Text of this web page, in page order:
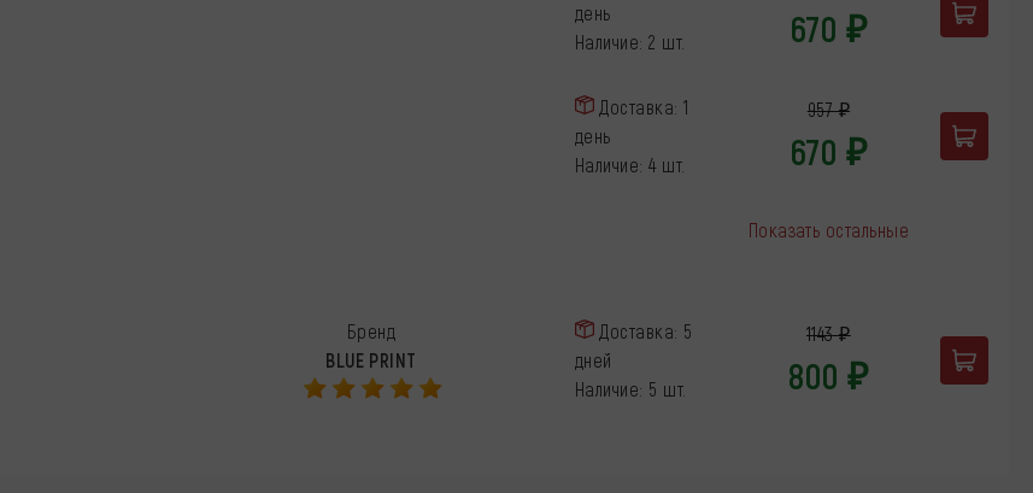
день
Наличие: 2 шт.
670 ₽
Доставка: 1
день
Наличие: 4 шт.
957 ₽
670 ₽
Показать остальные
Бренд
BLUE PRINT
Доставка: 5
дней
Наличие: 5 шт.
1143 ₽
800 ₽